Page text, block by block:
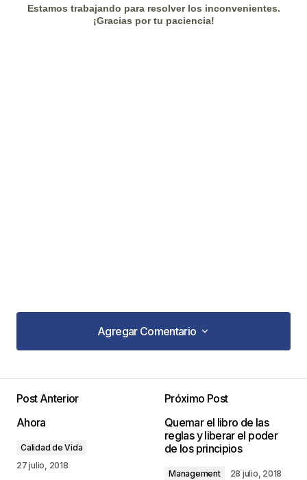
Agregar Comentario
Agregar Comentario
publicada.
Los campos obligatorios están
Post Anterior
Ahora
Calidad de Vida
27 julio, 2018
Próximo Post
Quemar el libro de las
reglas y liberar el poder
de los principios
Management 28 julio, 2018